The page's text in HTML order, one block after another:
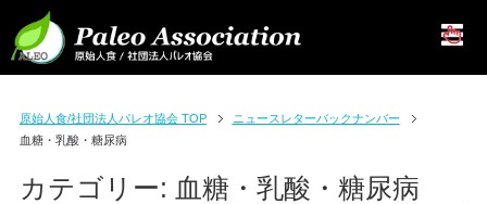
原始人食/社団法人パレオ協会 TOP
ニュースレターバックナンバー
血糖・乳酸・糖尿病
カテゴリー: 血糖・乳酸・糖尿病